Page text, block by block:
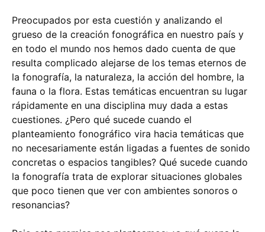
Preocupados por esta cuestión y analizando el
grueso de la creación fonográfica en nuestro país y
en todo el mundo nos hemos dado cuenta de que
resulta complicado alejarse de los temas eternos de
la fonografía, la naturaleza, la acción del hombre, la
fauna o la flora. Estas temáticas encuentran su lugar
rápidamente en una disciplina muy dada a estas
cuestiones. ¿Pero qué sucede cuando el
planteamiento fonográfico vira hacia temáticas que
no necesariamente están ligadas a fuentes de sonido
concretas o espacios tangibles? Qué sucede cuando
la fonografía trata de explorar situaciones globales
que poco tienen que ver con ambientes sonoros o
resonancias?